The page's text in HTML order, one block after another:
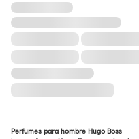
Perfumes para hombre Hugo Boss